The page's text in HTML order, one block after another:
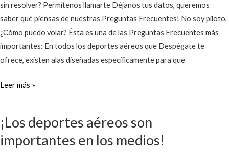
sin resolver? Permítenos llamarte Déjanos tus datos, queremos
saber qué piensas de nuestras Preguntas Frecuentes! No soy piloto,
¿Cómo puedo volar? Ésta es una de las Preguntas Frecuentes más
importantes: En todos los deportes aéreos que Despégate te
ofrece, existen alas diseñadas específicamente para que
Leer más »
¡Los deportes aéreos son
importantes en los medios!
¡Los
deportes
aéreos